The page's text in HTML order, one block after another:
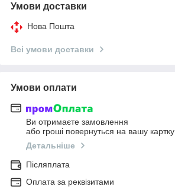
Умови доставки
Нова Пошта
Всі умови доставки
Умови оплати
Ви отримаєте замовлення
або гроші повернуться на вашу картку
Детальніше
Післяплата
Оплата за реквізитами